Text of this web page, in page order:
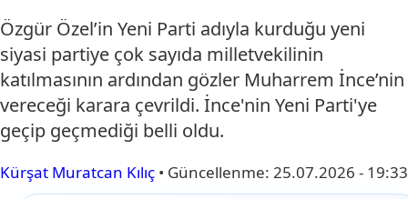
Özgür Özel’in Yeni Parti adıyla kurduğu yeni
siyasi partiye çok sayıda milletvekilinin
katılmasının ardından gözler Muharrem İnce’nin
vereceği karara çevrildi. İnce'nin Yeni Parti'ye
geçip geçmediği belli oldu.
Kürşat Muratcan Kılıç • Güncellenme: 25.07.2026 - 19:33